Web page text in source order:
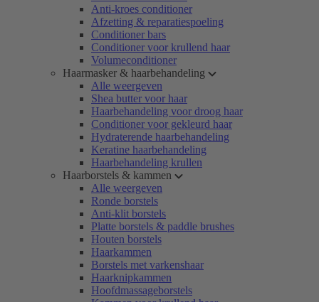
Anti-kroes conditioner
Afzetting & reparatiespoeling
Conditioner bars
Conditioner voor krullend haar
Volumeconditioner
Haarmasker & haarbehandeling
Alle weergeven
Shea butter voor haar
Haarbehandeling voor droog haar
Conditioner voor gekleurd haar
Hydraterende haarbehandeling
Keratine haarbehandeling
Haarbehandeling krullen
Haarborstels & kammen
Alle weergeven
Ronde borstels
Anti-klit borstels
Platte borstels & paddle brushes
Houten borstels
Haarkammen
Borstels met varkenshaar
Haarknipkammen
Hoofdmassageborstels